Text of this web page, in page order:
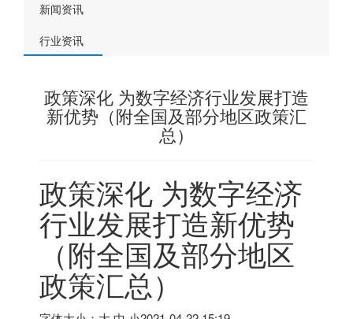
新闻资讯
行业资讯
政策深化 为数字经济行业发展打造
新优势（附全国及部分地区政策汇
总）
政策深化 为数字经济
行业发展打造新优势
（附全国及部分地区
政策汇总）